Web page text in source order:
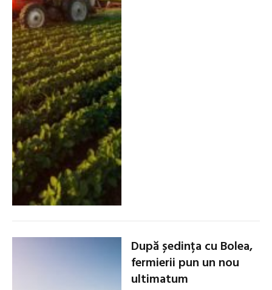
După ședința cu Bolea,
fermierii pun un nou
ultimatum